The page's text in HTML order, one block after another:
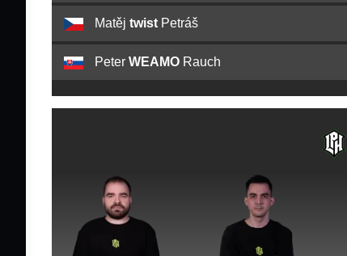
Matěj twist Petráš
Peter WEAMO Rauch